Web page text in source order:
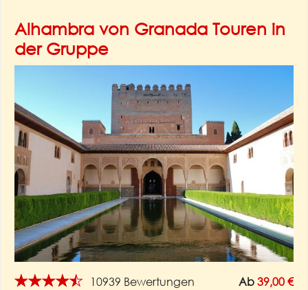
Alhambra von Granada Touren in
der Gruppe
★★★★★ 10939 Bewertungen Ab 39,00 €